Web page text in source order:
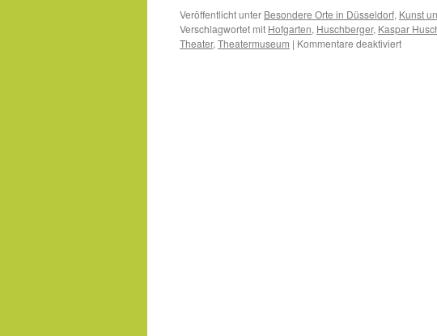
Veröffentlicht unter Besondere Orte in Düsseldorf, Kunst
Verschlagwortet mit Hofgarten, Huschberger, Kaspar
Theater, Theatermuseum | Kommentare deaktiviertfür